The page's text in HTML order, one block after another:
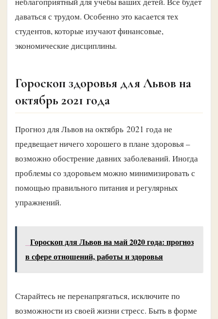
даваться с трудом. Особенно это касается тех
студентов, которые изучают финансовые,
экономические дисциплины.
Гороскоп здоровья для Львов на
октябрь 2021 года
Прогноз для Львов на октябрь 2021 года не
предвещает ничего хорошего в плане здоровья –
возможно обострение давних заболеваний. Иногда
проблемы со здоровьем можно минимизировать с
помощью правильного питания и регулярных
упражнений.
Гороскоп для Львов на май 2020 года: прогноз
в сфере отношений, работы и здоровья
Старайтесь не перенапрягаться, исключите по
возможности из своей жизни стресс. Быть в форме